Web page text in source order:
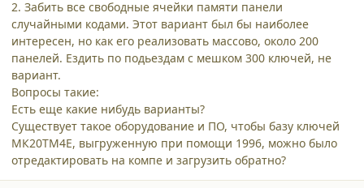
2. Забить все свободные ячейки памяти панели
случайными кодами. Этот вариант был бы наиболее
интересен, но как его реализовать массово, около 200
панелей. Ездить по подьездам с мешком 300 ключей, не
вариант.
Вопросы такие:
Есть еще какие нибудь варианты?
Существует такое оборудование и ПО, чтобы базу ключей
МК20ТМ4Е, выгруженную при помощи 1996, можно было
отредактировать на компе и загрузить обратно?